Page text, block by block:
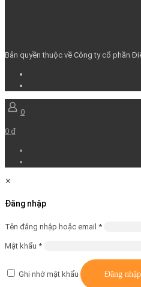
Bản quyền thuộc về Công ty cổ phần
0
0 ₫
✕
Đăng nhập
Tên đăng nhập hoặc email *Bắt
Mật khẩu *Bắt
Ghi nhớ mật khẩu
Đăng nhập